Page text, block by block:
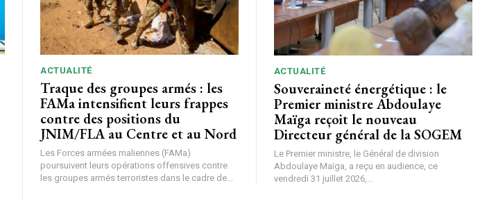
ACTUALITÉ
Traque des groupes armés : les
FAMa intensifient leurs frappes
contre des positions du
JNIM/FLA au Centre et au Nord
Les Forces armées maliennes (FAMa)
poursuivent leurs opérations offensives contre
les groupes armés terroristes dans le cadre de...
ACTUALITÉ
Souveraineté énergétique : le
Premier ministre Abdoulaye
Maïga reçoit le nouveau
Directeur général de la SOGEM
Le Premier ministre, le Général de division
Abdoulaye Maïga, a reçu en audience, ce
vendredi 31 juillet 2026,...